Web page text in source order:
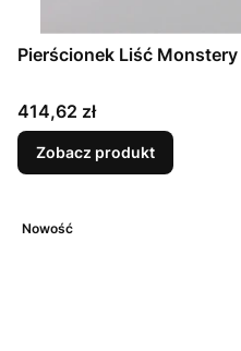
Pierścionek Liść Monstery
Cena
414,62 zł
Zobacz produkt
Nowość